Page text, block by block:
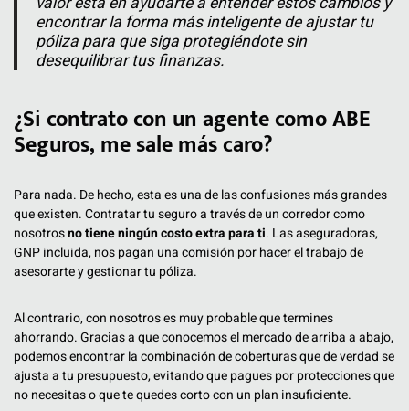
encontrar la forma más inteligente de ajustar tu
póliza para que siga protegiéndote sin
desequilibrar tus finanzas.
¿Si contrato con un agente como ABE
Seguros, me sale más caro?
Para nada. De hecho, esta es una de las confusiones más grandes
que existen. Contratar tu seguro a través de un corredor como
nosotrosno tiene ningún costo extra para ti. Las aseguradoras,
GNP incluida, nos pagan una comisión por hacer el trabajo de
asesorarte y gestionar tu póliza.
Al contrario, con nosotros es muy probable que termines
ahorrando. Gracias a que conocemos el mercado de arriba a abajo,
podemos encontrar la combinación de coberturas que de verdad se
ajusta a tu presupuesto, evitando que pagues por protecciones que
no necesitas o que te quedes corto con un plan insuficiente.